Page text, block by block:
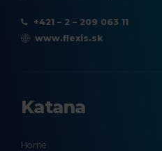
+421 – 2 – 209 063 11
www.flexis.sk
Katana
Home